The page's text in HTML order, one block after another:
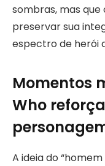
sombras, mas
preservar sua
espectro de herói
Momentos
Who
A ideia do